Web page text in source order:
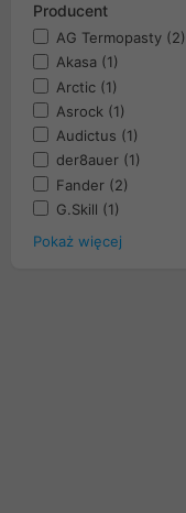
Producent
AG Termopasty (2)
Akasa (1)
Arctic (1)
Asrock (1)
Audictus (1)
der8auer (1)
Fander (2)
G.Skill (1)
Pokaż więcej